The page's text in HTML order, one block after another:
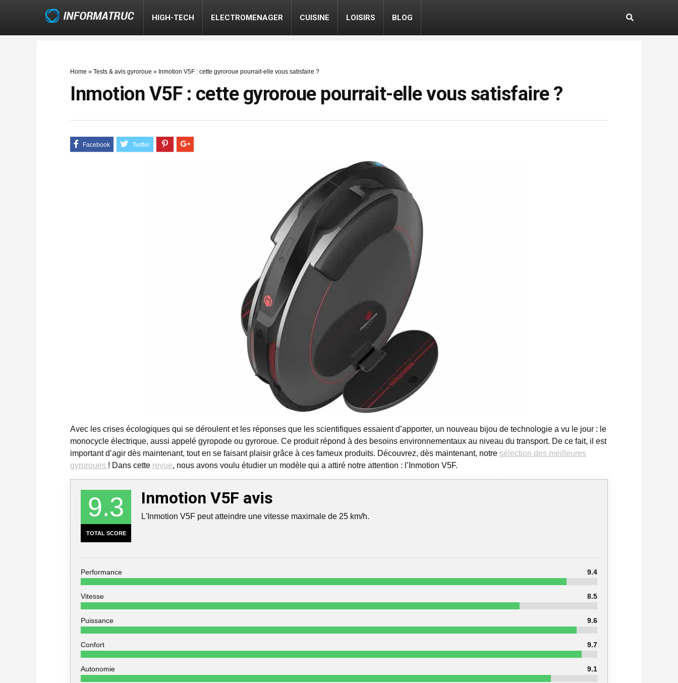
HIGH-TECH ELECTROMENAGER CUISINE LOISIRS BLOG
Home » Tests & avis gyroroue » Inmotion V5F : cette gyroroue pourrait-elle vous satisfaire ?
Inmotion V5F : cette gyroroue pourrait-elle vous satisfaire ?
Avec les crises écologiques qui se déroulent et les réponses que les scientifiques essaient d’apporter, un nouveau bijou de technologie a vu le jour : le
monocycle électrique, aussi appelé gyropode ou gyroroue. Ce produit répond à des besoins environnementaux au niveau du transport. De ce fait, il est
important d’agir dès maintenant, tout en se faisant plaisir grâce à ces fameux produits. Découvrez, dès maintenant, notre sélection des meilleures
gyroroues ! Dans cette revue, nous avons voulu étudier un modèle qui a attiré notre attention : l’Inmotion V5F.
9.3
TOTAL SCORE
Inmotion V5F avis
L'Inmotion V5F peut atteindre une vitesse maximale de 25 km/h.
Performance 9.4
Vitesse 8.5
Puissance 9.6
Confort 9.7
Autonomie 9.1